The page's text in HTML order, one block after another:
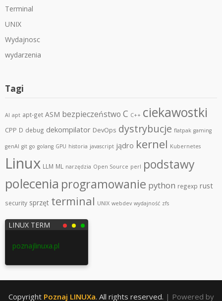
Terminal
UNIX
Wydajnosc
wydarzenia
Tagi
AI apt apt-get ASM bezpieczeństwo C C++ ciekawostki
CPP D debug dekompilator DevOps dystrybucje flatpak gaming
genAI git go golang GPU historia javascript jądro kernel Kubernetes
Linux LLM ML narzędzia Open Source perl podstawy
polecenia programowanie python regexp rust
security sprzęt terminal UNIX webdev wydajność zfs
LINUX TERM
poznajlinuxa.pl
Copyright Poznaj LINUXa. All rights reserved. | Powered by